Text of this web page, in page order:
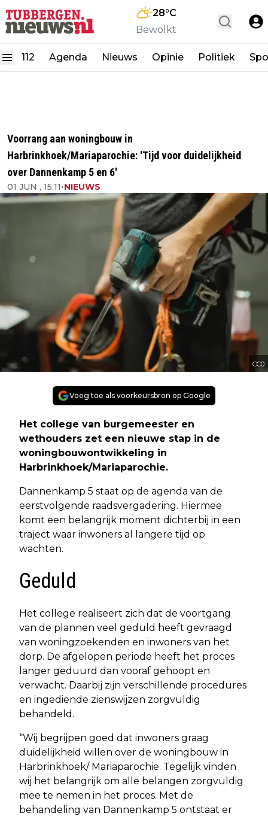
28°C
Bewolkt
112 Agenda Nieuws Opinie Politiek
Voorrang aan woningbouw in
Harbrinkhoek/Mariaparochie: 'Tijd voor duidelijkheid
over Dannenkamp 5 en 6'
01 JUN , 15:11•NIEUWS
CC0
Voeg toe als voorkeursbron op Google
Het college van burgemeester en
wethouders zet een nieuwe stap in de
woningbouwontwikkeling in
Harbrinkhoek/Mariaparochie.
Dannenkamp 5 staat op de agenda van de
eerstvolgende raadsvergadering. Hiermee
komt een belangrijk moment dichterbij in een
traject waar inwoners al langere tijd op
wachten.
Geduld
Het college realiseert zich dat de voortgang
van de plannen veel geduld heeft gevraagd
van woningzoekenden en inwoners van het
dorp. De afgelopen periode heeft het proces
langer geduurd dan vooraf gehoopt en
verwacht. Daarbij zijn verschillende procedures
en ingediende zienswijzen zorgvuldig
behandeld.
“Wij begrijpen goed dat inwoners graag
duidelijkheid willen over de woningbouw in
Harbrinkhoek/ Mariaparochie. Tegelijk vinden
wij het belangrijk om alle belangen zorgvuldig
mee te nemen in het proces. Met de
behandeling van Dannenkamp 5 ontstaat er